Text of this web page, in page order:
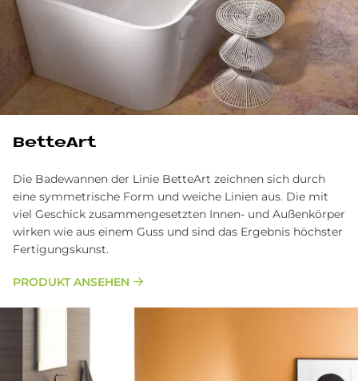
BetteArt
Die Badewannen der Linie BetteArt zeichnen sich durch
eine symmetrische Form und weiche Linien aus. Die mit
viel Geschick zusammengesetzten Innen- und Außenkörper
wirken wie aus einem Guss und sind das Ergebnis höchster
Fertigungskunst.
PRODUKT ANSEHEN